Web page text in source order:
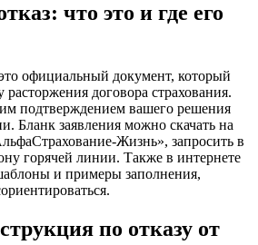
что это и где его
официальный документ, который
договора страхования.
подтверждением вашего решения
Бланк заявления можно скачать на
Жизнь», запросить в
горячей линии. Также в интернете
и примеры заполнения,
по отказу от